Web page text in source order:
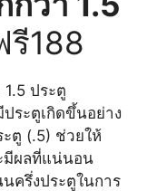
รี188
ประตู
ระตูเกิดขึ้นอย่าง
ตู (.5) ช่วยให้
มีผลที่แน่นอน
ครึ่งประตูในการ